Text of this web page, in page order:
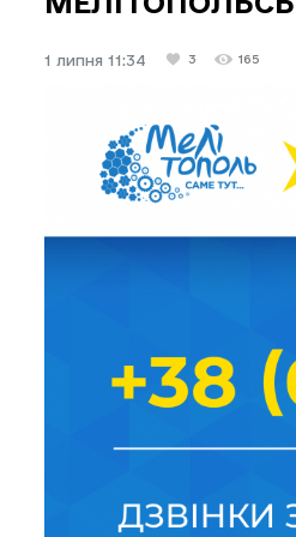
1 липня 11:34 3 165